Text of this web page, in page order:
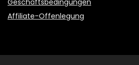
Geschäftsbedingungen
Affiliate-Offenlegung